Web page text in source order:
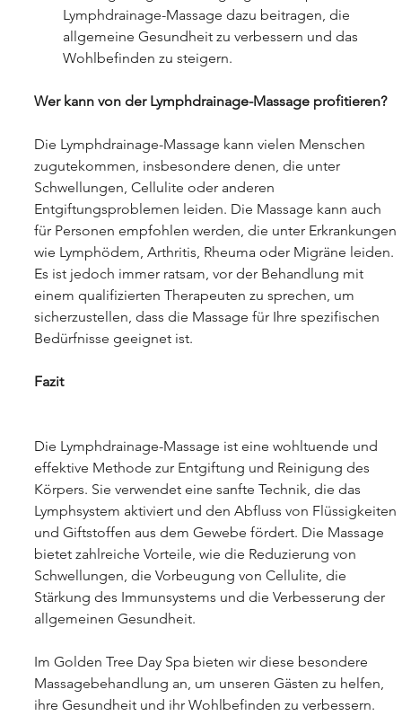
Lymphdrainage-Massage dazu beitragen, die
allgemeine Gesundheit zu verbessern und das
Wohlbefinden zu steigern.
Wer kann von der Lymphdrainage-Massage profitieren?
Die Lymphdrainage-Massage kann vielen Menschen
zugutekommen, insbesondere denen, die unter
Schwellungen, Cellulite oder anderen
Entgiftungsproblemen leiden. Die Massage kann auch
für Personen empfohlen werden, die unter Erkrankungen
wie Lymphödem, Arthritis, Rheuma oder Migräne leiden.
Es ist jedoch immer ratsam, vor der Behandlung mit
einem qualifizierten Therapeuten zu sprechen, um
sicherzustellen, dass die Massage für Ihre spezifischen
Bedürfnisse geeignet ist.
Fazit
Die Lymphdrainage-Massage ist eine wohltuende und
effektive Methode zur Entgiftung und Reinigung des
Körpers. Sie verwendet eine sanfte Technik, die das
Lymphsystem aktiviert und den Abfluss von Flüssigkeiten
und Giftstoffen aus dem Gewebe fördert. Die Massage
bietet zahlreiche Vorteile, wie die Reduzierung von
Schwellungen, die Vorbeugung von Cellulite, die
Stärkung des Immunsystems und die Verbesserung der
allgemeinen Gesundheit.
Im Golden Tree Day Spa bieten wir diese besondere
Massagebehandlung an, um unseren Gästen zu helfen,
ihre Gesundheit und ihr Wohlbefinden zu verbessern.